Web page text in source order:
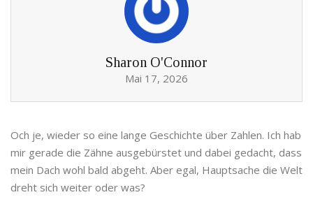
Sharon O'Connor
Mai 17, 2026
Och je, wieder so eine lange Geschichte über Zahlen. Ich hab
mir gerade die Zähne ausgebürstet und dabei gedacht, dass
mein Dach wohl bald abgeht. Aber egal, Hauptsache die Welt
dreht sich weiter oder was?